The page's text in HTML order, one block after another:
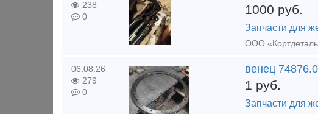
238
0
1000 руб.
Запчасти для
06.08.26
279
0
венец
1 руб.
Запчасти для